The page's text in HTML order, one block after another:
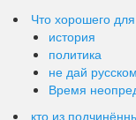
Что хорошего
история
политика
не дай
Время
кто из